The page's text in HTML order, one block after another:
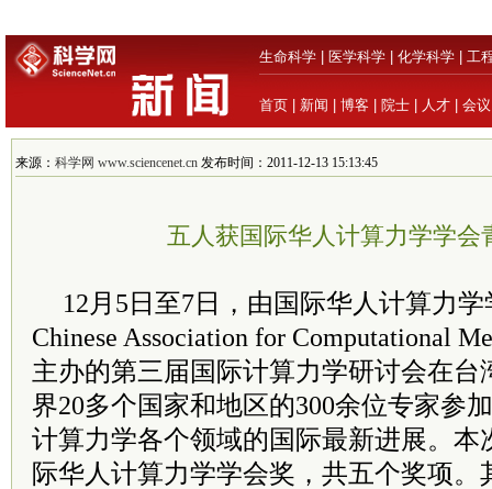
生命科学 医学科学 化学科学 工
首页 新闻 博客 院士 人才 会议
来源： 科学网 www.sciencenet.cn 发布时间：2011-12-13 15:13:45
五人获国际华人计算力学学会
12月5日至7日，由国际华人计算力
Chinese Association for Computational
主办的第三届国际计算力学研讨会在台
界20多个国家和地区的300余位专家参
计算力学各个领域的国际最新进展。本
际华人计算力学学会奖，共五个奖项。